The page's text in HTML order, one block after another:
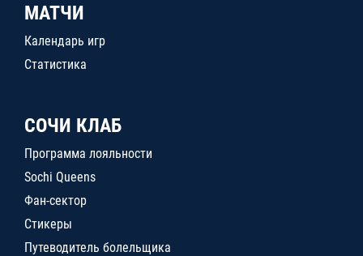
МАТЧИ
Календарь игр
Статистика
СОЧИ КЛАБ
Программа лояльности
Sochi Queens
Фан-сектор
Стикеры
Путеводитель болельщика